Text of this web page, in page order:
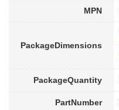
MPN
PackageDimensions
PackageQuantity
PartNumber